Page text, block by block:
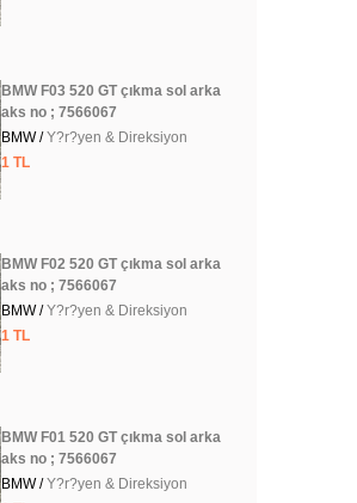
BMW F03 520 GT çıkma sol arka
aks no ; 7566067
BMW /Y?r?yen & Direksiyon
1 TL
BMW F02 520 GT çıkma sol arka
aks no ; 7566067
BMW /Y?r?yen & Direksiyon
1 TL
BMW F01 520 GT çıkma sol arka
aks no ; 7566067
BMW /Y?r?yen & Direksiyon